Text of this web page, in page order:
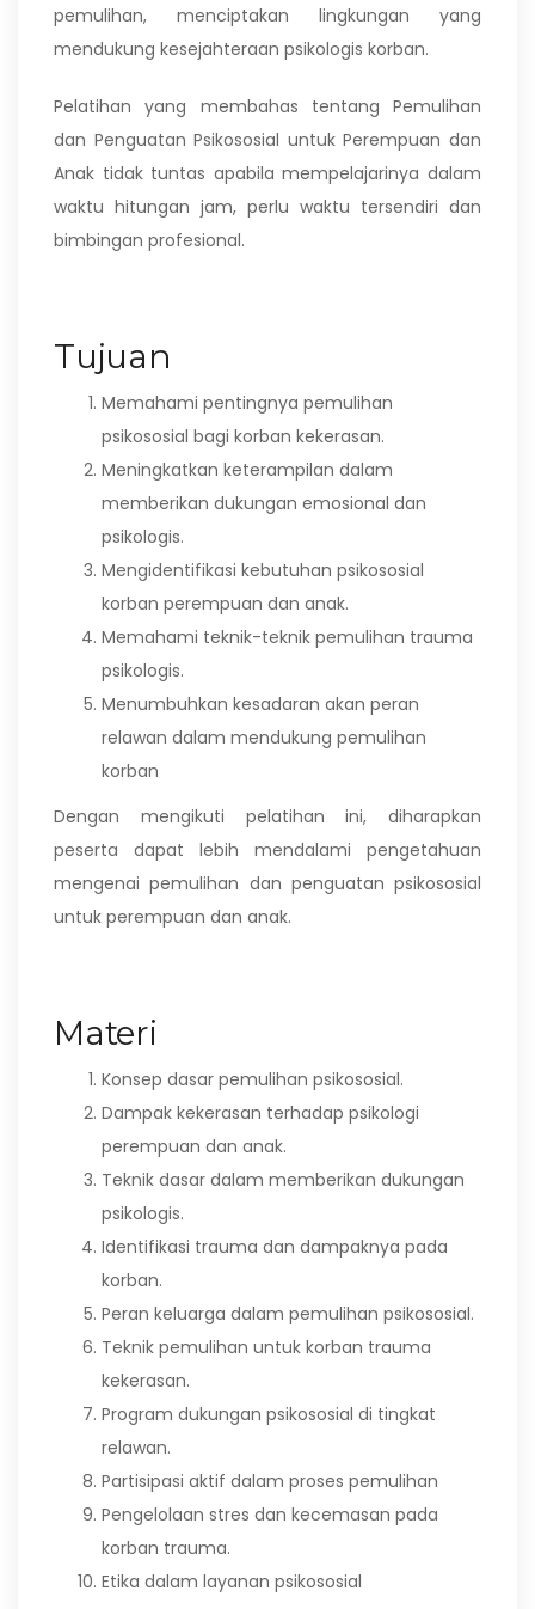
pemulihan, menciptakan lingkungan yang
mendukung kesejahteraan psikologis korban.
Pelatihan yang membahas tentang Pemulihan
dan Penguatan Psikososial untuk Perempuan dan
Anak tidak tuntas apabila mempelajarinya dalam
waktu hitungan jam, perlu waktu tersendiri dan
bimbingan profesional.
Tujuan
Memahami pentingnya pemulihan
psikososial bagi korban kekerasan.
Meningkatkan keterampilan dalam
memberikan dukungan emosional dan
psikologis.
Mengidentifikasi kebutuhan psikososial
korban perempuan dan anak.
Memahami teknik-teknik pemulihan trauma
psikologis.
Menumbuhkan kesadaran akan peran
relawan dalam mendukung pemulihan
korban
Dengan mengikuti pelatihan ini, diharapkan
peserta dapat lebih mendalami pengetahuan
mengenai pemulihan dan penguatan psikososial
untuk perempuan dan anak.
Materi
Konsep dasar pemulihan psikososial.
Dampak kekerasan terhadap psikologi
perempuan dan anak.
Teknik dasar dalam memberikan dukungan
psikologis.
Identifikasi trauma dan dampaknya pada
korban.
Peran keluarga dalam pemulihan psikososial.
Teknik pemulihan untuk korban trauma
kekerasan.
Program dukungan psikososial di tingkat
relawan.
Partisipasi aktif dalam proses pemulihan
Pengelolaan stres dan kecemasan pada
korban trauma.
Etika dalam layanan psikososial